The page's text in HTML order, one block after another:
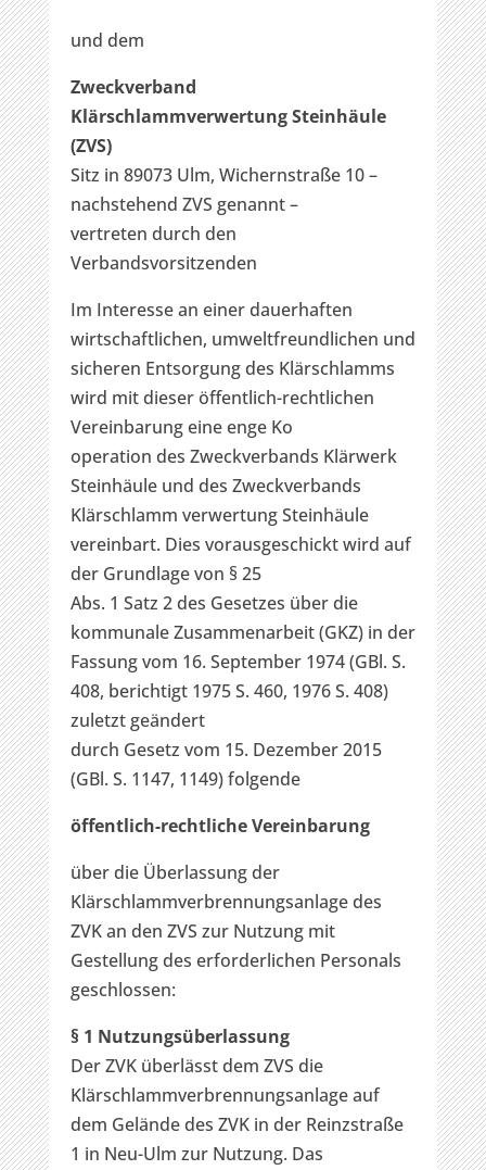
und dem
Zweckverband
Klärschlammverwertung Steinhäule
(ZVS)
Sitz in 89073 Ulm, Wichernstraße 10 –
nachstehend ZVS genannt –
vertreten durch den
Verbandsvorsitzenden
Im Interesse an einer dauerhaften
wirtschaftlichen, umweltfreundlichen und
sicheren Entsorgung des Klärschlamms
wird mit dieser öffentlich-rechtlichen
Vereinbarung eine enge Ko
operation des Zweckverbands Klärwerk
Steinhäule und des Zweckverbands
Klärschlamm verwertung Steinhäule
vereinbart. Dies vorausgeschickt wird auf
der Grundlage von § 25
Abs. 1 Satz 2 des Gesetzes über die
kommunale Zusammenarbeit (GKZ) in der
Fassung vom 16. September 1974 (GBl. S.
408, berichtigt 1975 S. 460, 1976 S. 408)
zuletzt geändert
durch Gesetz vom 15. Dezember 2015
(GBl. S. 1147, 1149) folgende
öffentlich-rechtliche Vereinbarung
über die Überlassung der
Klärschlammverbrennungsanlage des
ZVK an den ZVS zur Nutzung mit
Gestellung des erforderlichen Personals
geschlossen:
§ 1 Nutzungsüberlassung
Der ZVK überlässt dem ZVS die
Klärschlammverbrennungsanlage auf
dem Gelände des ZVK in der Reinzstraße
1 in Neu-Ulm zur Nutzung. Das